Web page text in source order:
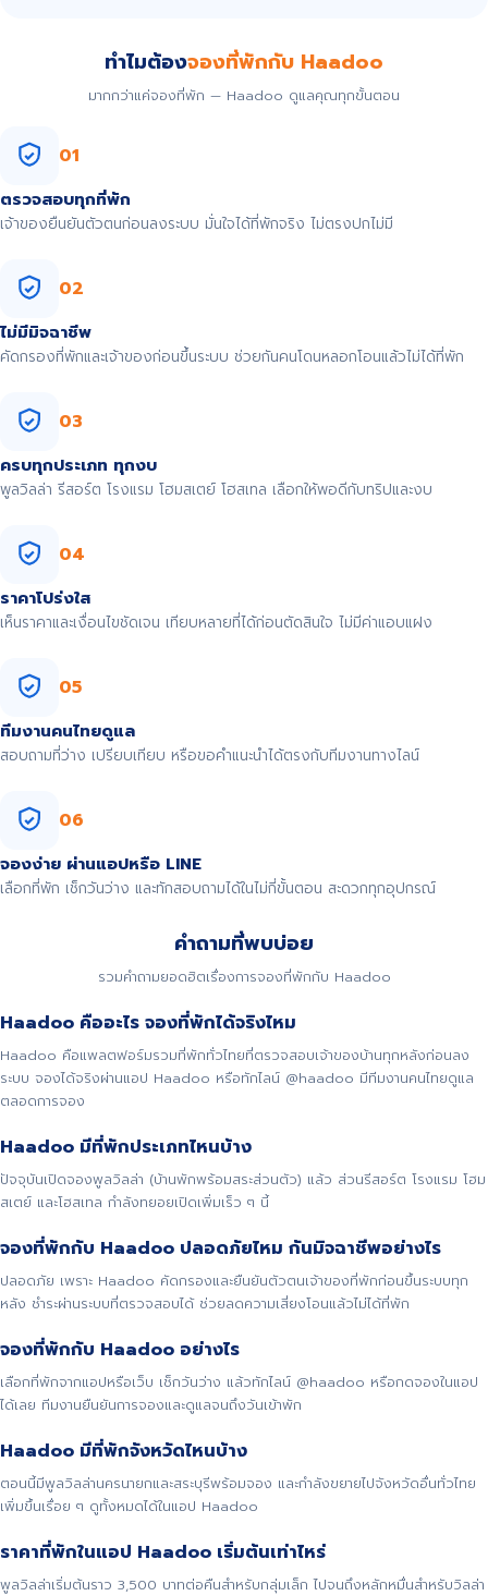
ทำไมต้องจองที่พักกับ Haadoo
มากกว่าแค่จองที่พัก — Haadoo ดูแลคุณทุกขั้นตอน
01
ตรวจสอบทุกที่พัก
เจ้าของยืนยันตัวตนก่อนลงระบบ มั่นใจได้ที่พักจริง ไม่ตรงปกไม่มี
02
ไม่มีมิจฉาชีพ
คัดกรองที่พักและเจ้าของก่อนขึ้นระบบ ช่วยกันคนโดนหลอกโอนแล้วไม่ได้ที่พัก
03
ครบทุกประเภท ทุกงบ
พูลวิลล่า รีสอร์ต โรงแรม โฮมสเตย์ โฮสเทล เลือกให้พอดีกับทริปและงบ
04
ราคาโปร่งใส
เห็นราคาและเงื่อนไขชัดเจน เทียบหลายที่ได้ก่อนตัดสินใจ ไม่มีค่าแอบแฝง
05
ทีมงานคนไทยดูแล
สอบถามที่ว่าง เปรียบเทียบ หรือขอคำแนะนำได้ตรงกับทีมงานทางไลน์
06
จองง่าย ผ่านแอปหรือ LINE
เลือกที่พัก เช็กวันว่าง และทักสอบถามได้ในไม่กี่ขั้นตอน สะดวกทุกอุปกรณ์
คำถามที่พบบ่อย
รวมคำถามยอดฮิตเรื่องการจองที่พักกับ Haadoo
Haadoo คืออะไร จองที่พักได้จริงไหม
Haadoo คือแพลตฟอร์มรวมที่พักทั่วไทยที่ตรวจสอบเจ้าของบ้านทุกหลังก่อนลง
ระบบ จองได้จริงผ่านแอป Haadoo หรือทักไลน์ @haadoo มีทีมงานคนไทยดูแล
ตลอดการจอง
Haadoo มีที่พักประเภทไหนบ้าง
ปัจจุบันเปิดจองพูลวิลล่า (บ้านพักพร้อมสระส่วนตัว) แล้ว ส่วนรีสอร์ต โรงแรม โฮม
สเตย์ และโฮสเทล กำลังทยอยเปิดเพิ่มเร็ว ๆ นี้
จองที่พักกับ Haadoo ปลอดภัยไหม กันมิจฉาชีพอย่างไร
ปลอดภัย เพราะ Haadoo คัดกรองและยืนยันตัวตนเจ้าของที่พักก่อนขึ้นระบบทุก
หลัง ชำระผ่านระบบที่ตรวจสอบได้ ช่วยลดความเสี่ยงโอนแล้วไม่ได้ที่พัก
จองที่พักกับ Haadoo อย่างไร
เลือกที่พักจากแอปหรือเว็บ เช็กวันว่าง แล้วทักไลน์ @haadoo หรือกดจองในแอป
ได้เลย ทีมงานยืนยันการจองและดูแลจนถึงวันเข้าพัก
Haadoo มีที่พักจังหวัดไหนบ้าง
ตอนนี้มีพูลวิลล่านครนายกและสระบุรีพร้อมจอง และกำลังขยายไปจังหวัดอื่นทั่วไทย
เพิ่มขึ้นเรื่อย ๆ ดูทั้งหมดได้ในแอป Haadoo
ราคาที่พักในแอป Haadoo เริ่มต้นเท่าไหร่
พูลวิลล่าเริ่มต้นราว 3,500 บาทต่อคืนสำหรับกลุ่มเล็ก ไปจนถึงหลักหมื่นสำหรับวิลล่า